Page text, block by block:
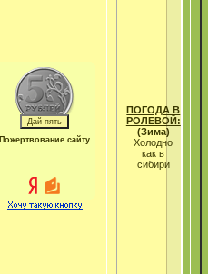
Пожертвование сайту
ПОГОДА В
РОЛЕВОЙ:
(Зима)
Холодно
как в
сибири